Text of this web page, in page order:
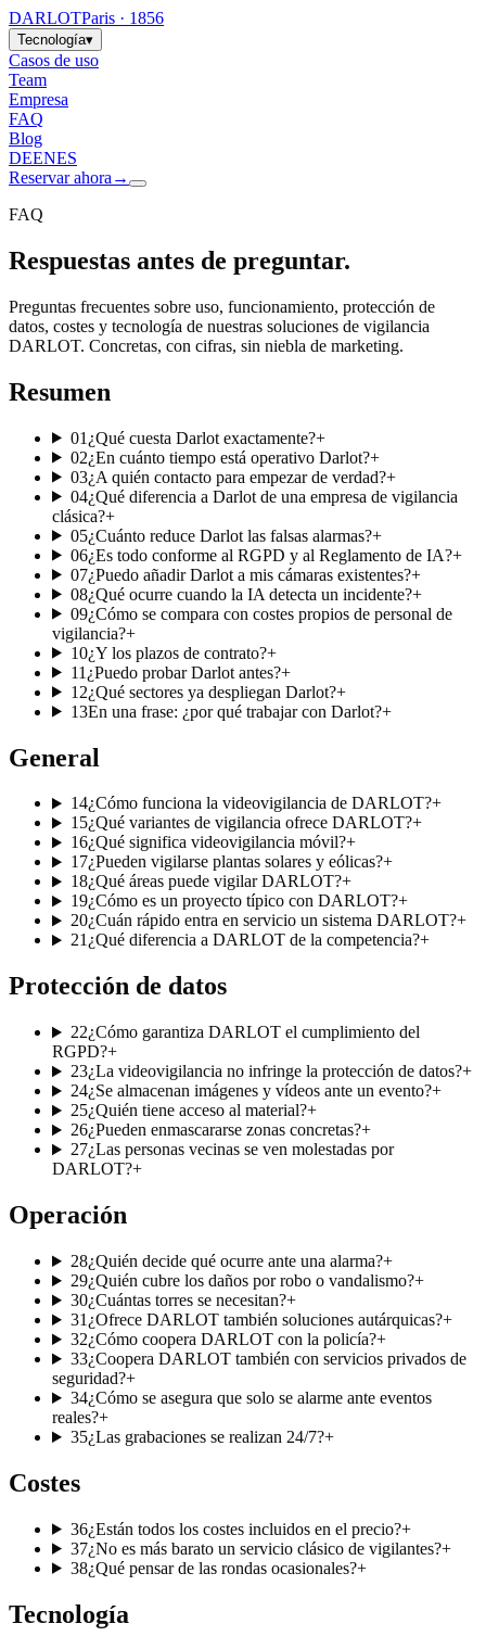
DARLOTParis · 1856
Tecnología▾
Casos de uso
Team
Empresa
FAQ
Blog
DEENES
Reservar ahora →
FAQ
Respuestas antes de preguntar.
Preguntas frecuentes sobre uso, funcionamiento, protección de
datos, costes y tecnología de nuestras soluciones de vigilancia
DARLOT. Concretas, con cifras, sin niebla de marketing.
Resumen
01 ¿Qué cuesta Darlot exactamente?+
02¿En cuánto tiempo está operativo Darlot?+
03¿A quién contacto para empezar de verdad?+
04¿Qué diferencia a Darlot de una empresa de vigilancia
clásica?+
05¿Cuánto reduce Darlot las falsas alarmas?+
06¿Es todo conforme al RGPD y al Reglamento de IA?+
07¿Puedo añadir Darlot a mis cámaras existentes?+
08¿Qué ocurre cuando la IA detecta un incidente?+
09¿Cómo se compara con costes propios de personal de
vigilancia?+
10¿Y los plazos de contrato?+
11 ¿Puedo probar Darlot antes?+
12¿Qué sectores ya despliegan Darlot?+
13En una frase: ¿por qué trabajar con Darlot?+
General
14¿Cómo funciona la videovigilancia de DARLOT?+
15¿Qué variantes de vigilancia ofrece DARLOT?+
16¿Qué significa videovigilancia móvil?+
17¿Pueden vigilarse plantas solares y eólicas?+
18¿Qué áreas puede vigilar DARLOT?+
19¿Cómo es un proyecto típico con DARLOT?+
20¿Cuán rápido entra en servicio un sistema DARLOT?+
21¿Qué diferencia a DARLOT de la competencia?+
Protección de datos
22¿Cómo garantiza DARLOT el cumplimiento del
RGPD?+
23¿La videovigilancia no infringe la protección de datos?+
24¿Se almacenan imágenes y vídeos ante un evento?+
25¿Quién tiene acceso al material?+
26¿Pueden enmascararse zonas concretas?+
27¿Las personas vecinas se ven molestadas por
DARLOT?+
Operación
28¿Quién decide qué ocurre ante una alarma?+
29¿Quién cubre los daños por robo o vandalismo?+
30¿Cuántas torres se necesitan?+
31 ¿Ofrece DARLOT también soluciones autárquicas?+
32¿Cómo coopera DARLOT con la policía?+
33¿Coopera DARLOT también con servicios privados de
seguridad?+
34¿Cómo se asegura que solo se alarme ante eventos
reales?+
35¿Las grabaciones se realizan 24/7?+
Costes
36¿Están todos los costes incluidos en el precio?+
37¿No es más barato un servicio clásico de vigilantes?+
38¿Qué pensar de las rondas ocasionales?+
Tecnología